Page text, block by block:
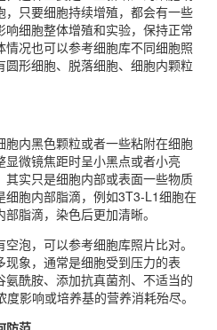
只要细胞持续增殖，都会有一些
细胞整体增殖和实验，保持正常
况也可以参考细胞库不同细胞照
形细胞、脱落细胞、细胞内颗粒
内黑色颗粒或者一些粘附在细胞
微镜焦距时呈小黑点或者小亮
实只是细胞内部或表面一些物质
胞内部脂滴，例如3T3-L1细胞在
脂滴，染色后更加清晰。
泡，可以参考细胞库照片比对。
象，通常是细胞受到压力的表
酰胺、添加抗真菌剂、不适当的
影响或培养基的营养消耗殆尽。